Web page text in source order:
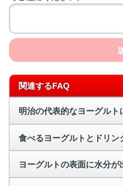
関連するFAQ
明治の代表的なヨーグル
食べるヨーグルトとドリン
ヨーグルトの表面に水分